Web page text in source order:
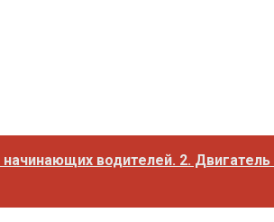
водителей. 2. Двигатель